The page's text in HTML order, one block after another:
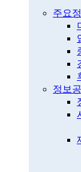
주요
정보